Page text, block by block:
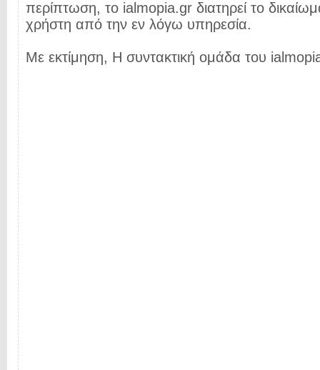
περίπτωση, το ialmopia.gr διατηρεί το
χρήστη από την εν λόγω υπηρεσία.
Με εκτίμηση, Η συντακτική ομάδα του